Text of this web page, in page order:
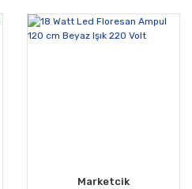
Marketcik